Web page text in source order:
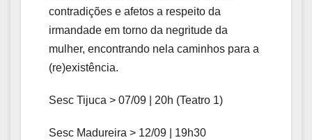
contradições e afetos a respeito da
irmandade em torno da negritude da
mulher, encontrando nela caminhos para a
(re)existência.
Sesc Tijuca > 07/09 | 20h (Teatro 1)
Sesc Madureira > 12/09 | 19h30